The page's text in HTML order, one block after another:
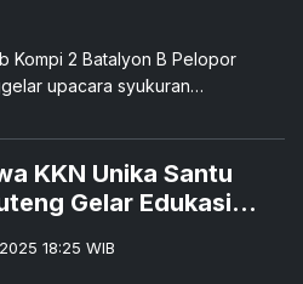
Kompi 2 Batalyon B Pelopor
upacara syukuran
di halaman Markas Kompi
Jumat (14/11).
KKN Unika Santu
Gelar Edukasi
18:25 WIB